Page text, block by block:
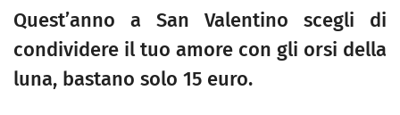
Quest’anno a San Valentino scegli di
condividere il tuo amore con gli orsi della
luna, bastano solo 15 euro.